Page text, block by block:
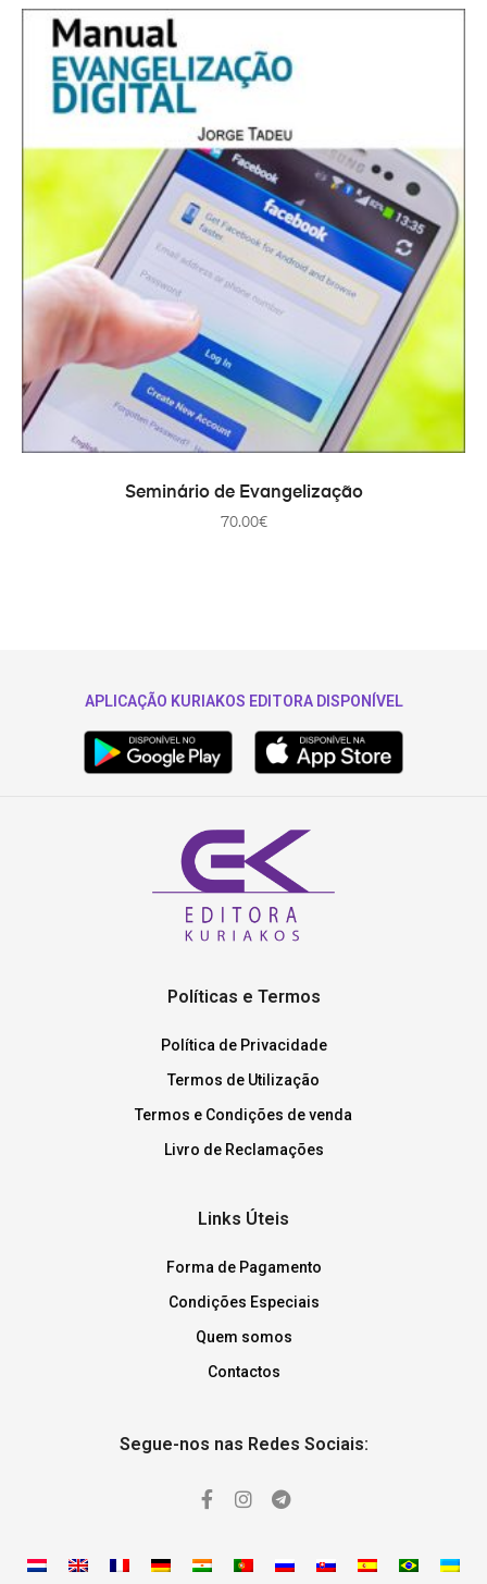
ADICIONAR
Seminário de Evangelização
70.00€
APLICAÇÃO KURIAKOS EDITORA DISPONÍVEL
Políticas e Termos
Política de Privacidade
Termos de Utilização
Termos e Condições de venda
Livro de Reclamações
Links Úteis
Forma de Pagamento
Condições Especiais
Quem somos
Contactos
Segue-nos nas Redes Sociais: